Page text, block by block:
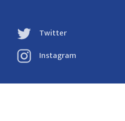
Twitter
Instagram